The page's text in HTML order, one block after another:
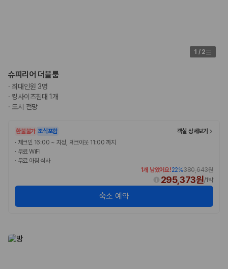
1 / 2
슈피리어 더블룸
· 최대인원 3명
·킹사이즈침대 1개
· 도시 전망
환불불가 조식포함
객실 상세보기
· 체크인 16:00 ~ 자정, 체크아웃 11:00 까지
· 무료 WiFi
· 무료 아침 식사
1개 남았어요!22%380,643원
295,373원/1박
숙소 예약